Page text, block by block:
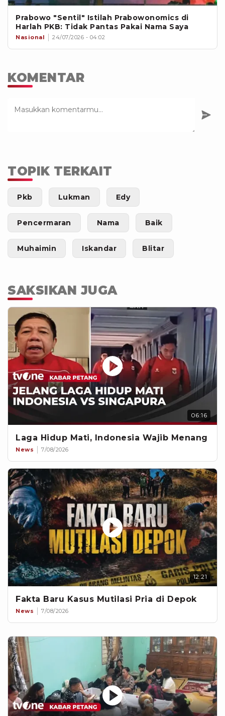
Prabowo "Sentil" Istilah Prabowonomics di
Harlah PKB: Tidak Pantas Pakai Nama Saya
Nasional 24/07/2026 - 04:02
KOMENTAR
TOPIK TERKAIT
Pkb Lukman Edy
Pencermaran Nama Baik
Muhaimin Iskandar Blitar
SAKSIKAN JUGA
06:16
Laga Hidup Mati, Indonesia Wajib Menang
News 7/08/2026
12:21
Fakta Baru Kasus Mutilasi Pria di Depok
News 7/08/2026